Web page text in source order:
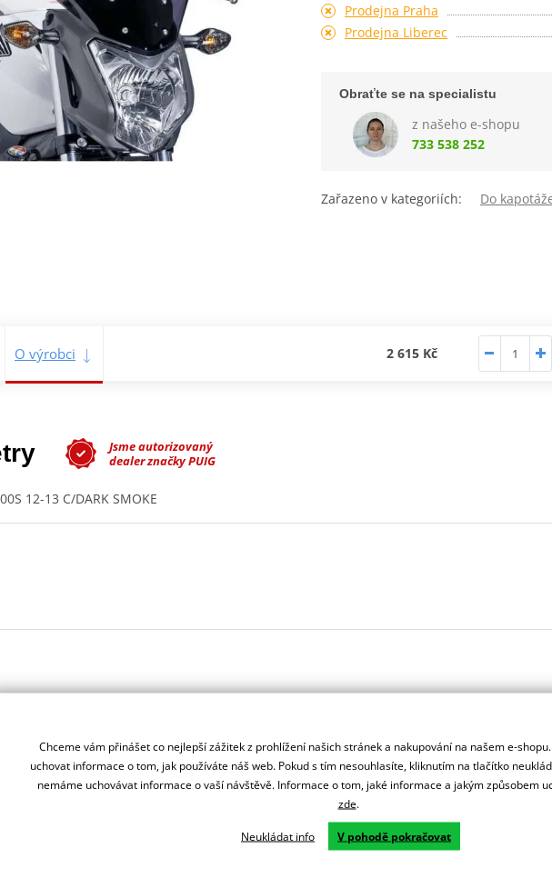
Prodejna Praha
Prodejna Liberec
Obraťte se na specialistu
z našeho e-shopu
733 538 252
Zařazeno v kategoriích: Do
O výrobci 2 615 Kč
Jsme autorizovaný
dealer značky PUIG
12-13 C/DARK SMOKE
Chceme vám přinášet co nejlepší zážitek z prohlížení našich stránek a nakupování na našem e-
uchovat informace o tom, jak používáte náš web. Pokud s tím nesouhlasíte, kliknutím na tlačítko
nemáme uchovávat informace o vaší návštěvě. Informace o tom, jaké informace a jakým způsobem
zde.
Neukládat info V pohodě pokračovat